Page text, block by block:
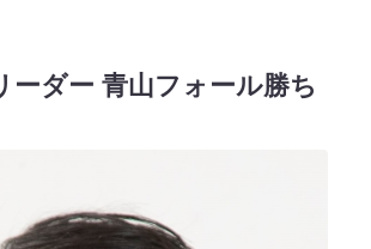
ーダー 青山フォール勝ち